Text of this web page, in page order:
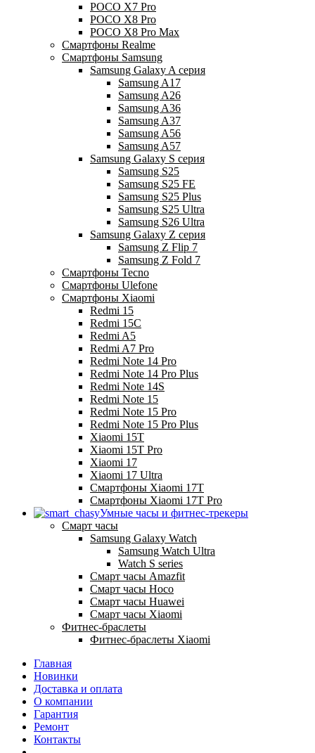
POCO X7 Pro
POCO X8 Pro
POCO X8 Pro Max
Смартфоны Realme
Смартфоны Samsung
Samsung Galaxy A серия
Samsung A17
Samsung A26
Samsung A36
Samsung A37
Samsung A56
Samsung A57
Samsung Galaxy S серия
Samsung S25
Samsung S25 FE
Samsung S25 Plus
Samsung S25 Ultra
Samsung S26 Ultra
Samsung Galaxy Z серия
Samsung Z Flip 7
Samsung Z Fold 7
Смартфоны Tecno
Смартфоны Ulefone
Смартфоны Xiaomi
Redmi 15
Redmi 15C
Redmi A5
Redmi A7 Pro
Redmi Note 14 Pro
Redmi Note 14 Pro Plus
Redmi Note 14S
Redmi Note 15
Redmi Note 15 Pro
Redmi Note 15 Pro Plus
Xiaomi 15T
Xiaomi 15T Pro
Xiaomi 17
Xiaomi 17 Ultra
Смартфоны Xiaomi 17Т
Смартфоны Xiaomi 17Т Pro
Умные часы и фитнес-трекеры
Смарт часы
Samsung Galaxy Watch
Samsung Watch Ultra
Watch S series
Смарт часы Amazfit
Смарт часы Hoco
Смарт часы Huawei
Смарт часы Xiaomi
Фитнес-браслеты
Фитнес-браслеты Xiaomi
Главная
Новинки
Доставка и оплата
О компании
Гарантия
Ремонт
Контакты